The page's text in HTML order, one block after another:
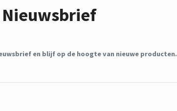
Nieuwsbrief
en blijf op de hoogte van nieuwe producten.